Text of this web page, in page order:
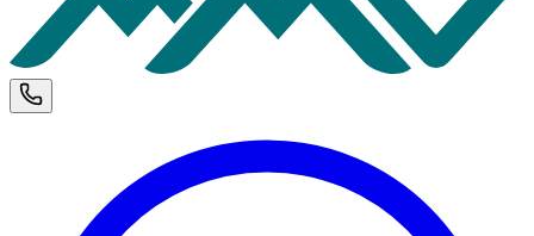
Téléphone et horaires d'ouverture